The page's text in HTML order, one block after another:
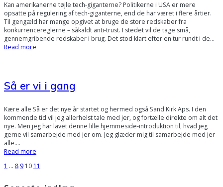
Kan amerikanerne tøjle tech-giganterne? Politikerne i USA er mere
opsatte på regulering af tech-giganterne, end de har været i flere årtier.
Til gengæld har mange opgivet at bruge de store redskaber fra
konkurrencereglerne – såkaldt anti-trust. I stedet vil de tage små,
gennemgribende redskaber i brug. Det stod klart efter en tur rundt i de…
Read more
Så er vi i gang
Kære alle Så er det nye år startet og hermed også Sand Kirk Aps. I den
kommende tid vil jeg allerhelst tale med jer, og fortælle direkte om alt det
nye. Men jeg har lavet denne lille hjemmeside-introduktion til, hvad jeg
gerne vil samarbejde med jer om. Jeg glæder mig til samarbejde med jer
alle.…
Read more
Posts
Page
1 … Page
8 Page
9 Page
10 Page
11